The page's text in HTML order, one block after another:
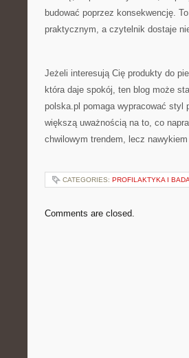
budować poprzez konsekwencję.
praktycznym, a czytelnik dostaje
Jeżeli interesują Cię produkty do
która daje spokój, ten blog może
polska.pl pomaga wypracować styl
większą uważnością na to, co
chwilowym trendem, lecz
CATEGORIES: PROFILAKTYKA I
Comments are closed.